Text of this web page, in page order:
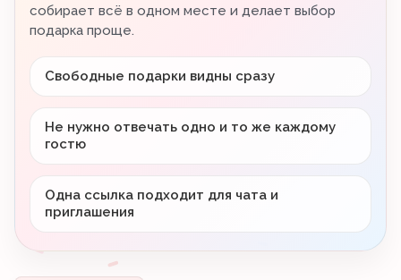
собирает всё в одном месте и делает выбор
подарка проще.
Свободные подарки видны сразу
Не нужно отвечать одно и то же каждому
гостю
Одна ссылка подходит для чата и
приглашения